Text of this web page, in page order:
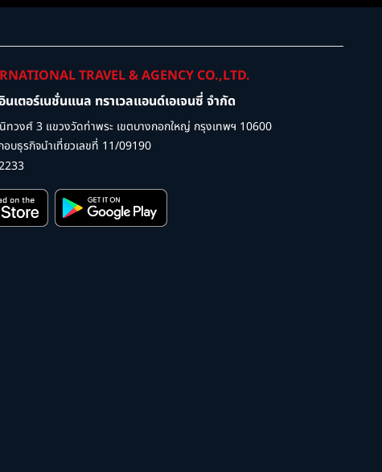
TRAVEL & AGENCY CO.,LTD.
เตอร์เนชั่นแนล ทราเวลแอนด์เอเจนซี่ จำกัด
วงศ์ 3 แขวงวัดท่าพระ เขตบางกอกใหญ่ กรุงเทพฯ 10600
บธุรกิจนำเที่ยวเลขที่ 11/09190